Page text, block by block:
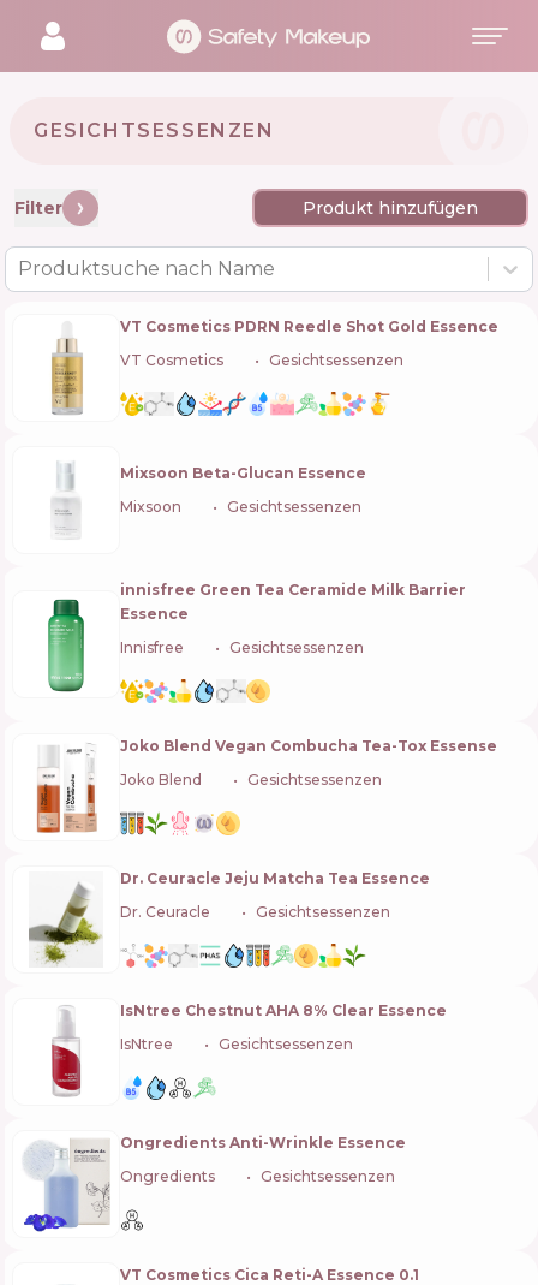
GESICHTSESSENZEN
Filter Produkt hinzufügen
Produktsuche nach Name
VT Cosmetics PDRN Reedle Shot Gold Essence
VT Cosmetics
Gesichtsessenzen
Mixsoon Beta-Glucan Essence
Mixsoon
Gesichtsessenzen
innisfree Green Tea Ceramide Milk Barrier
Essence
Innisfree
Gesichtsessenzen
Joko Blend Vegan Combucha Tea-Tox Essense
Joko Blend
Gesichtsessenzen
Dr. Ceuracle Jeju Matcha Tea Essence
Dr. Ceuracle
Gesichtsessenzen
IsNtree Chestnut AHA 8% Clear Essence
IsNtree
Gesichtsessenzen
Ongredients Anti-Wrinkle Essence
Ongredients
Gesichtsessenzen
VT Cosmetics Cica Reti-A Essence 0.1